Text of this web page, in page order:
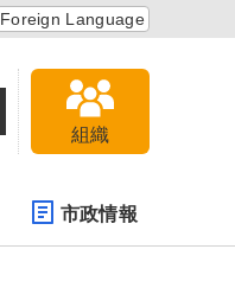
Foreign Language
組織
市政情報